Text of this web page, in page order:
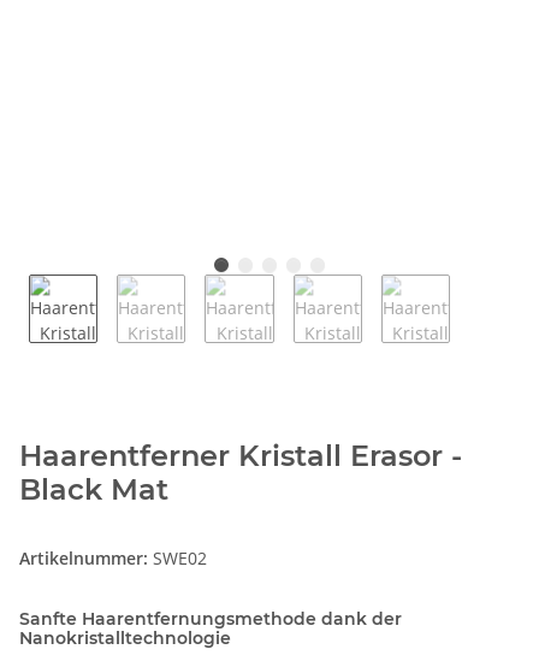
Haarentferner Kristall Erasor -
Black Mat
Artikelnummer: SWE02
Sanfte Haarentfernungsmethode dank der
Nanokristalltechnologie